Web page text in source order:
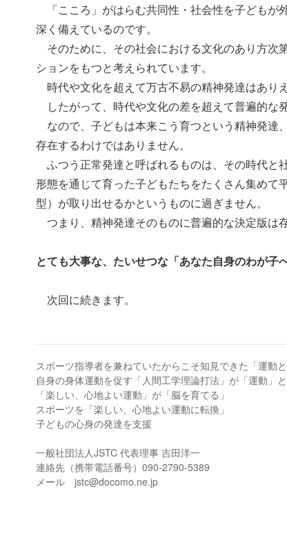
「こころ」がはらむ共同性・社会性を子どもが
深く備えているのです。
そのために、その社会における文化のあり方次
ションをもつと考えられています。
時代や文化を超えて万古不易の精神発達はありえ
したがって、時代や文化の差を超えて普遍的な
なので、子どもは本来こう育つという精神発達
存在するわけではありません。
ふつう正常発達と呼ばれるものは、その時代と
形態を通じて育った子どもたちをたくさん集めて
型）が取り出せるかというものに過ぎません。
つまり、精神発達そのものに普遍的な決定版は
とても大事な、たいせつな「あなた自身のわが子
次回に続きます。
スポーツ指導者を兼ねていたからこそ知見できた「運動と
自身の身体運動を促す「人間工学理論打法」が「運動」
「楽しい、心地よい運動」が「脳を育てる」
スポーツを「楽しい、心地よい運動に転換」
子どもの心身の発達を支援
一般社団法人JSTC 代表理事 吉田洋一
連絡先（携帯電話番号）090-2790-5389
メール jstc@docomo.ne.jp